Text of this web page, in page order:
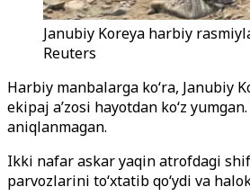
Janubiy Koreya harbiy
Reuters
Harbiy manbalarga ko‘ra, Janubiy
ekipaj a’zosi hayotdan ko‘z
aniqlanmagan.
Ikki nafar askar yaqin atrofdagi
parvozlarini to‘xtatib qo‘ydi va